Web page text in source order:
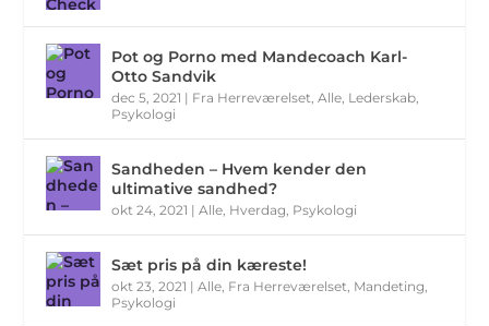
Pot og Porno med Mandecoach Karl-
Otto Sandvik
dec 5, 2021 | Fra Herreværelset,Alle, Lederskab,
Psykologi
Sandheden – Hvem kender den
ultimative sandhed?
okt 24, 2021 |Alle, Hverdag, Psykologi
Sæt pris på din kæreste!
okt 23, 2021 |Alle, Fra Herreværelset, Mandeting,
Psykologi